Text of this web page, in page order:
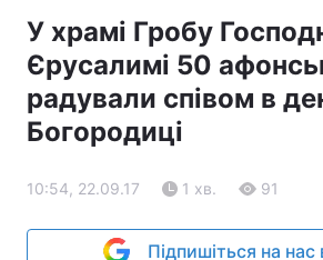
У храмі Гробу
Єрусалимі 50
радували співом в
Богородиці
10:54, 22.09.17 1 хв. 91
Підпишіться на нас